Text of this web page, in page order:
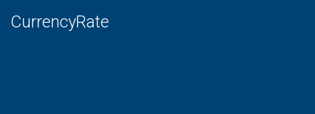
CurrencyRate